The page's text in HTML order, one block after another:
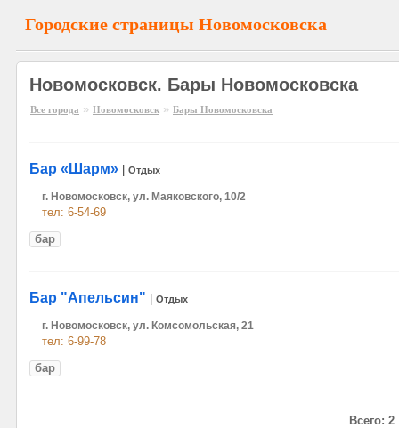
Городские страницы Новомосковска
Новомосковск. Бары Новомосковска
Все города » Новомосковск » Бары Новомосковска
Бар «Шарм» Отдых
г. Новомосковск, ул. Маяковского, 10/2
тел: 6-54-69
бар
Бар "Апельсин" Отдых
г. Новомосковск, ул. Комсомольская, 21
тел: 6-99-78
бар
Всего: 2